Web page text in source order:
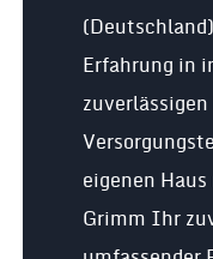
Erfahrung in
eigenen
Grimm Ihr